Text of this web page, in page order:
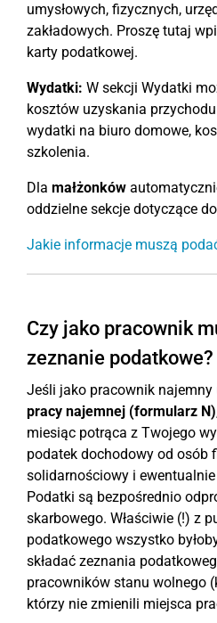
umysłowych, fizycznych,
zakładowych. Proszę tutaj
karty podatkowej.
Wydatki: W sekcji Wydatki
kosztów uzyskania
wydatki na biuro domowe,
szkolenia.
Dla małżonków
oddzielne sekcje dotyczące
Jakie informacje muszą
Czy jako pracownik
zeznanie podatkowe?
Jeśli jako pracownik najemny
pracy najemnej (formularz N)
miesiąc potrąca z Twojego
podatek dochodowy od osób
solidarnościowy i
Podatki są bezpośrednio
skarbowego. Właściwie (!) z
podatkowego wszystko
składać zeznania
pracowników stanu wolnego
którzy nie zmienili miejsca